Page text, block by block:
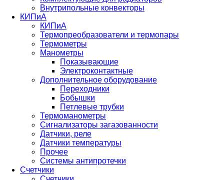
Внутрипольные конвекторы
КИПиА
КИПиА
Термопреобразователи и термопары
Термометры
Манометры
Показывающие
Электроконтактные
Дополнительное оборудование
Переходники
Бобышки
Петлевые трубки
Термоманометры
Сигнализаторы загазованности
Датчики, реле
Датчики температуры
Прочее
Системы антипротечки
Счетчики